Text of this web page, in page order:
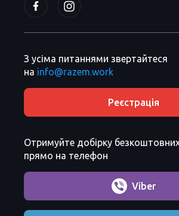
З усіма питаннями звертайтеся
на info@razem.work
Реєстрація
Отримуйте добірку безкоштовних
прямо на телефон
Viber